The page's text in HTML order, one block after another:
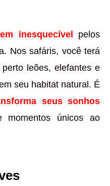
inesquecível pelos
Nos safáris, você terá
leões, elefantes e
seu habitat natural. É
seus sonhos
únicos ao